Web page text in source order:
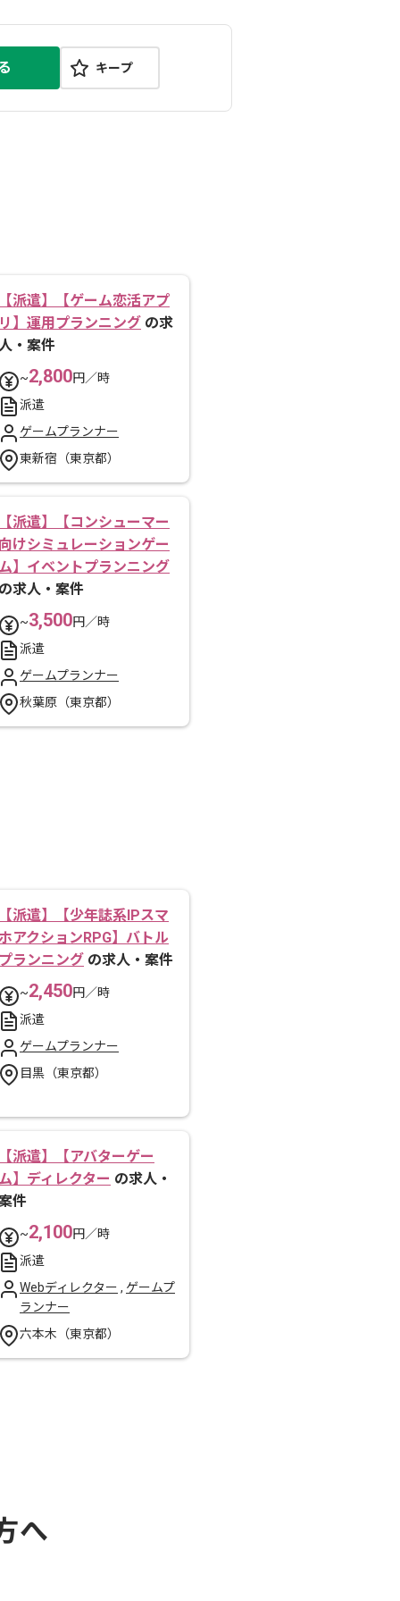
キープ
【派遣】【ゲーム恋活アプ
リ】運用プランニング の求
・案件
~2,800円／時
派遣
ゲームプランナー
東新宿（東京都）
【派遣】【コンシューマー
向けシミュレーションゲー
ム】イベントプランニング
の求人・案件
~3,500円／時
派遣
ゲームプランナー
秋葉原（東京都）
【派遣】【少年誌系IPスマ
ホアクションRPG】バトル
プランニング の求人・案件
~2,450円／時
派遣
ゲームプランナー
目黒（東京都）
【派遣】【アバターゲー
ム】ディレクター の求人・
件
~2,100円／時
派遣
Webディレクター , ゲームプ
ランナー
六本木（東京都）
へ